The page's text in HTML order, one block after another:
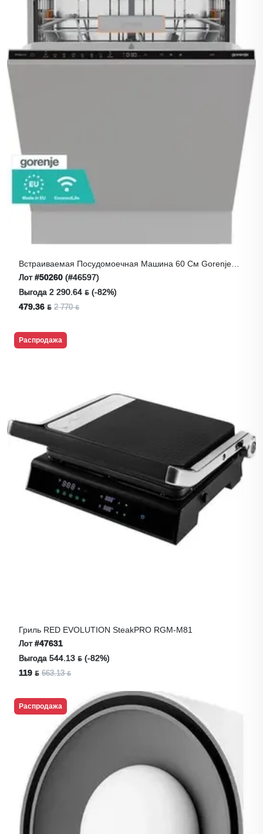
Встраиваемая Посудомоечная Машина 60 См Gorenje
GV673C61
Лот#50260 (#46597)
Выгода 2 290.64 ƃ (-82%)
479.36 ƃ 2 770 ƃ
Распродажа
Гриль RED EVOLUTION SteakPRO RGM-M81
Лот#47631
Выгода 544.13 ƃ (-82%)
119 ƃ 663.13 ƃ
Распродажа